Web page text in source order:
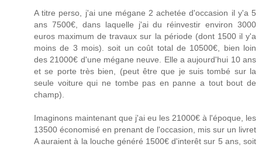
A titre perso, j'ai une mégane 2 achetée d'occasion il y'a 5
ans 7500€, dans laquelle j'ai du réinvestir environ 3000
euros maximum de travaux sur la période (dont 1500 il y'a
moins de 3 mois). soit un coût total de 10500€, bien loin
des 21000€ d'une mégane neuve. Elle a aujourd'hui 10 ans
et se porte très bien, (peut être que je suis tombé sur la
seule voiture qui ne tombe pas en panne a tout bout de
champ).
Imaginons maintenant que j'ai eu les 21000€ à l'époque, les
13500 économisé en prenant de l'occasion, mis sur un livret
A auraient à la louche généré 1500€ d'interêt sur 5 ans, soit